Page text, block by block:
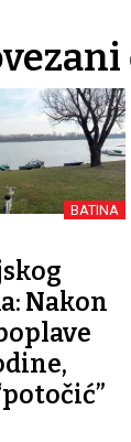
BATINA
Nakon